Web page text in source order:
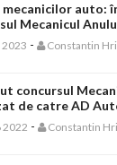
auto:
Mecanicul
2023 - Constantin
concursul
de catre AD
2022 - Constantin